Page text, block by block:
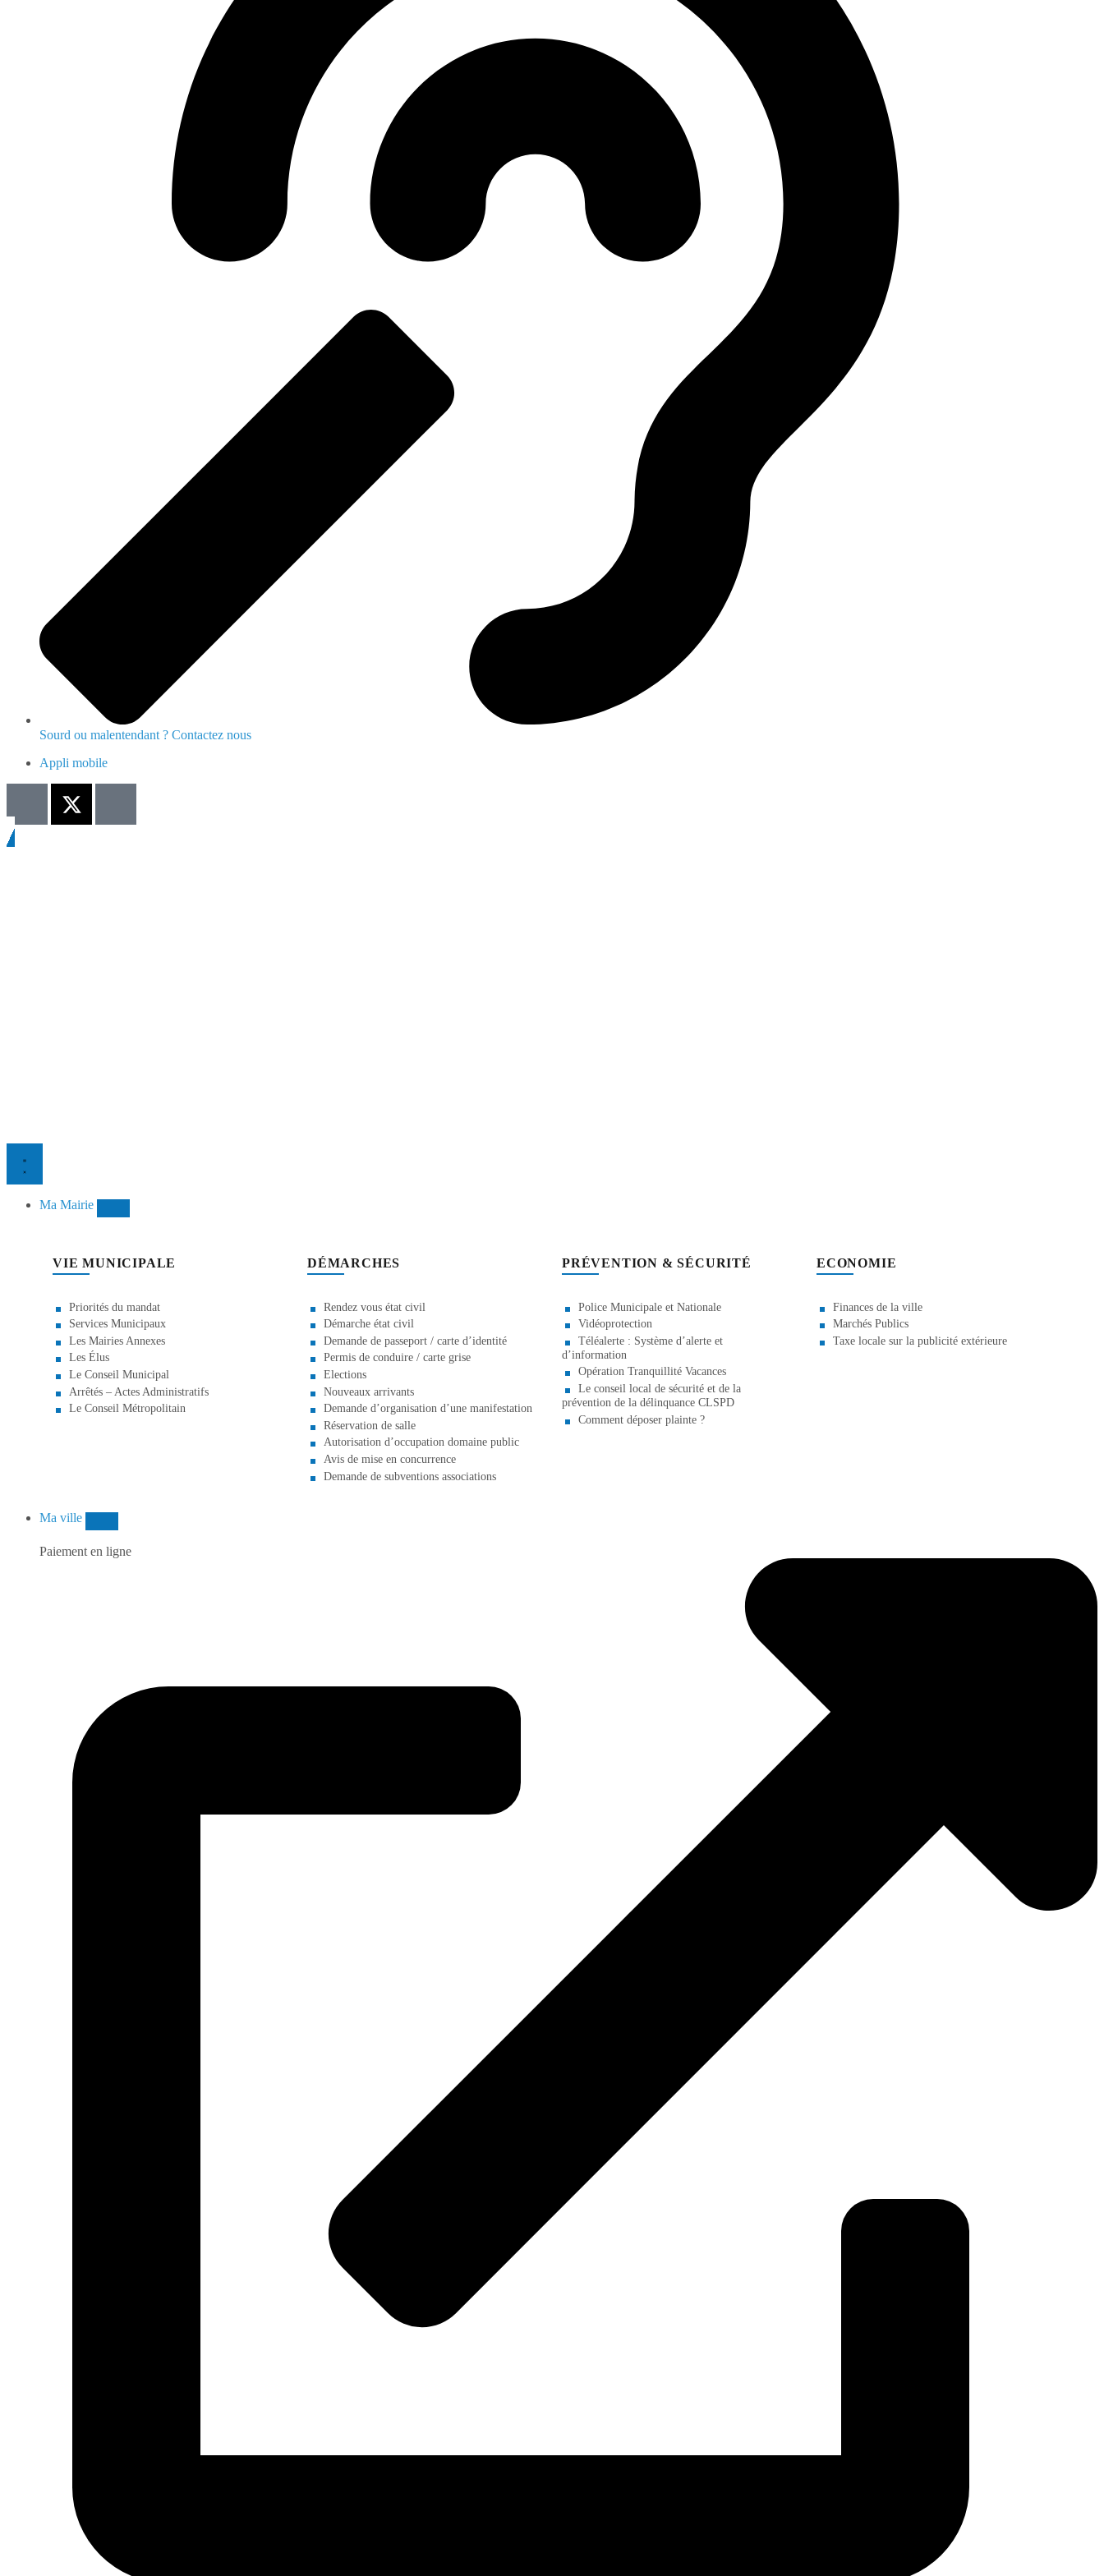
Sourd ou malentendant ? Contactez nous
Appli mobile
Ma Mairie
VIE MUNICIPALE
Priorités du mandat
Services Municipaux
Les Mairies Annexes
Les Élus
Le Conseil Municipal
Arrêtés – Actes Administratifs
Le Conseil Métropolitain
DÉMARCHES
Rendez vous état civil
Démarche état civil
Demande de passeport / carte d’identité
Permis de conduire / carte grise
Elections
Nouveaux arrivants
Demande d’organisation d’une manifestation
Réservation de salle
Autorisation d’occupation domaine public
Avis de mise en concurrence
Demande de subventions associations
PRÉVENTION & SÉCURITÉ
Police Municipale et Nationale
Vidéoprotection
Téléalerte : Système d’alerte et
d’information
Opération Tranquillité Vacances
Le conseil local de sécurité et de la
prévention de la délinquance CLSPD
Comment déposer plainte ?
ECONOMIE
Finances de la ville
Marchés Publics
Taxe locale sur la publicité extérieure
Ma ville
Paiement en ligne